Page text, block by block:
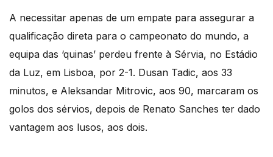
A necessitar apenas de um empate para assegurar a
qualificação direta para o campeonato do mundo, a
equipa das ‘quinas’ perdeu frente à Sérvia, no Estádio
da Luz, em Lisboa, por 2-1. Dusan Tadic, aos 33
minutos, e Aleksandar Mitrovic, aos 90, marcaram os
golos dos sérvios, depois de Renato Sanches ter dado
vantagem aos lusos, aos dois.